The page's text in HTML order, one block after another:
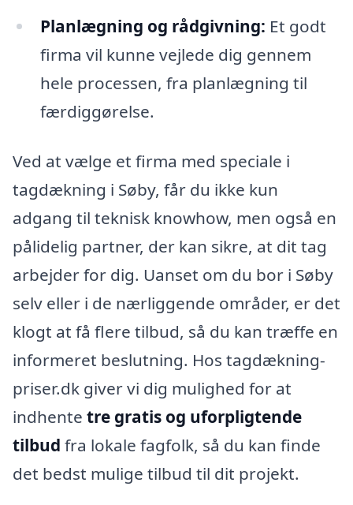
Planlægning og rådgivning: Et godt
firma vil kunne vejlede dig gennem
hele processen, fra planlægning til
færdiggørelse.
Ved at vælge et firma med speciale i
tagdækning i Søby, får du ikke kun
adgang til teknisk knowhow, men også en
pålidelig partner, der kan sikre, at dit tag
arbejder for dig. Uanset om du bor i Søby
selv eller i de nærliggende områder, er det
klogt at få flere tilbud, så du kan træffe en
informeret beslutning. Hos tagdækning-
priser.dk giver vi dig mulighed for at
indhente tre gratis og uforpligtende
tilbud fra lokale fagfolk, så du kan finde
det bedst mulige tilbud til dit projekt.